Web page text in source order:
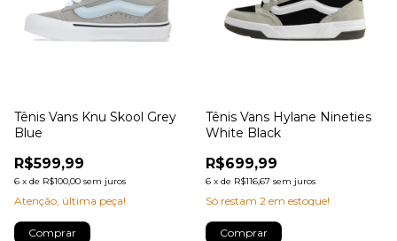
Tênis Vans Knu Skool Grey
Blue
R$599,99
6 x de R$100,00 sem juros
Atenção, última peça!
Comprar
Tênis Vans Hylane Nineties
White Black
R$699,99
6 x de R$116,67 sem juros
Só restam 2 em estoque!
Comprar